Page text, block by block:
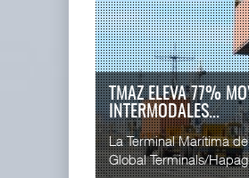
EE.UU. PLANTEA
MEXIC...
La Administración
siglas en inglés)
Treinta
cambio
05 AGO